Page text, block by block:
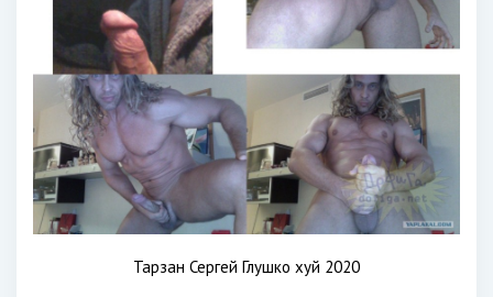
Тарзан Сергей Глушко хуй 2020